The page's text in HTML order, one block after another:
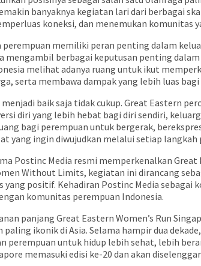
banyaknya kegiatan lari dari berbagai
koneksi, dan menemukan komunitas
memiliki peran penting dalam
berbagai keputusan penting
melihat adanya ruang untuk ikut
serta membawa dampak yang lebih luas
baik saja tidak cukup. Great Eastern
diri yang lebih hebat bagi diri sendiri,
bagi perempuan untuk bergerak,
yang ingin diwujudkan melalui setiap langkah
Postinc Media resmi memperkenalkan Great
Without Limits, kegiatan ini dirancang
positif. Kehadiran Postinc Media
komunitas perempuan Indonesia.
panjang Great Eastern Women’s Run
ikonik di Asia. Selama hampir dua
perempuan untuk hidup lebih sehat, lebih
memasuki edisi ke-20 dan akan